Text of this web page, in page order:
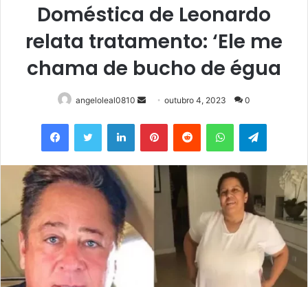
Doméstica de Leonardo
relata tratamento: ‘Ele me
chama de bucho de égua
angeloleal0810
Mande
e-
outubro 4, 2023 0
FacebookTwitter LinkedinPinterestReddit WhatsAppTelegram